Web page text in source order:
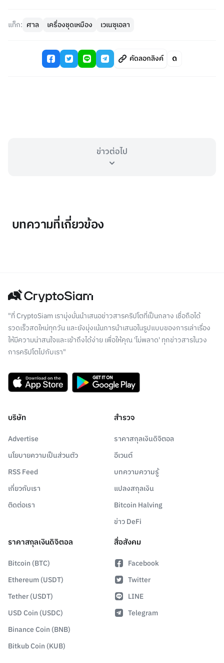
แท็ก: ศาล เครื่องชุดเหมือง เวเนซุเอลา
คัดลอกลิงค์
ข่าวต่อไป
บทความที่เกี่ยวข้อง
"ที่ CryptoSiam เรามุ่งมั่นนำเสนอข่าวสารคริปโตที่เป็นกลาง เชื่อถือได้
รวดเร็วสดใหม่ทุกวัน และยังมุ่งเน้นการนำเสนอในรูปแบบของการเล่าเรื่อง
ให้มีความน่าสนใจและเข้าถึงได้ง่าย เพื่อให้คุณ 'ไม่พลาด' ทุกข่าวสารในวง
การคริปโตไปกับเรา"
บริษัท
Advertise
นโยบายความเป็นส่วนตัว
RSS Feed
เกี่ยวกับเรา
ติดต่อเรา
สำรวจ
ราคาสกุลเงินดิจิตอล
อีเวนต์
บทความความรู้
แปลงสกุลเงิน
Bitcoin Halving
ข่าว DeFi
ราคาสกุลเงินดิจิตอล
Bitcoin (BTC)
Ethereum (USDT)
Tether (USDT)
USD Coin (USDC)
Binance Coin (BNB)
Bitkub Coin (KUB)
สื่อสังคม
Facebook
Twitter
LINE
Telegram